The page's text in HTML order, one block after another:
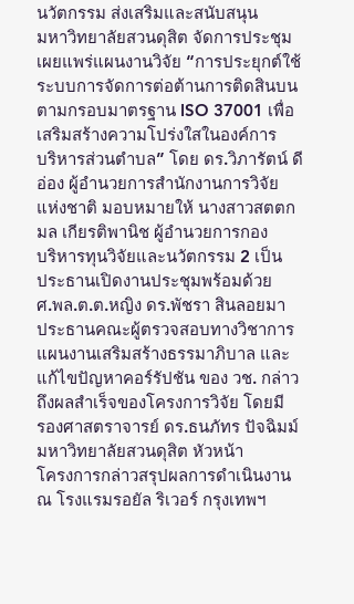
นวัตกรรม ส่งเสริมและสนับสนุน
มหาวิทยาลัยสวนดุสิต จัดการประชุม
เผยแพร่แผนงานวิจัย “การประยุกต์ใช้
ระบบการจัดการต่อต้านการติดสินบน
ตามกรอบมาตรฐาน ISO 37001 เพื่อ
เสริมสร้างความโปร่งใสในองค์การ
บริหารส่วนตำบล” โดย ดร.วิภารัตน์ ดี
อ่อง ผู้อำนวยการสำนักงานการวิจัย
แห่งชาติ มอบหมายให้ นางสาวสตตก
มล เกียรติพานิช ผู้อำนวยการกอง
บริหารทุนวิจัยและนวัตกรรม 2 เป็น
ประธานเปิดงานประชุมพร้อมด้วย
ศ.พล.ต.ต.หญิง ดร.พัชรา สินลอยมา
ประธานคณะผู้ตรวจสอบทางวิชาการ
แผนงานเสริมสร้างธรรมาภิบาล และ
แก้ไขปัญหาคอร์รัปชัน ของ วช. กล่าว
ถึงผลสำเร็จของโครงการวิจัย โดยมี
รองศาสตราจารย์ ดร.ธนภัทร ปัจฉิมม์
มหาวิทยาลัยสวนดุสิต หัวหน้า
โครงการกล่าวสรุปผลการดำเนินงาน
ณ โรงแรมรอยัล ริเวอร์ กรุงเทพฯ